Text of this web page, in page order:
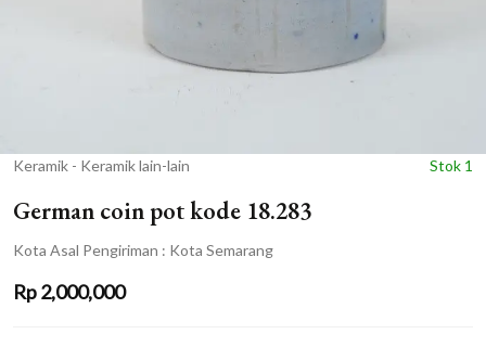
Keramik - Keramik lain-lain Stok 1
German coin pot kode 18.283
Kota Asal Pengiriman : Kota Semarang
Rp2,000,000